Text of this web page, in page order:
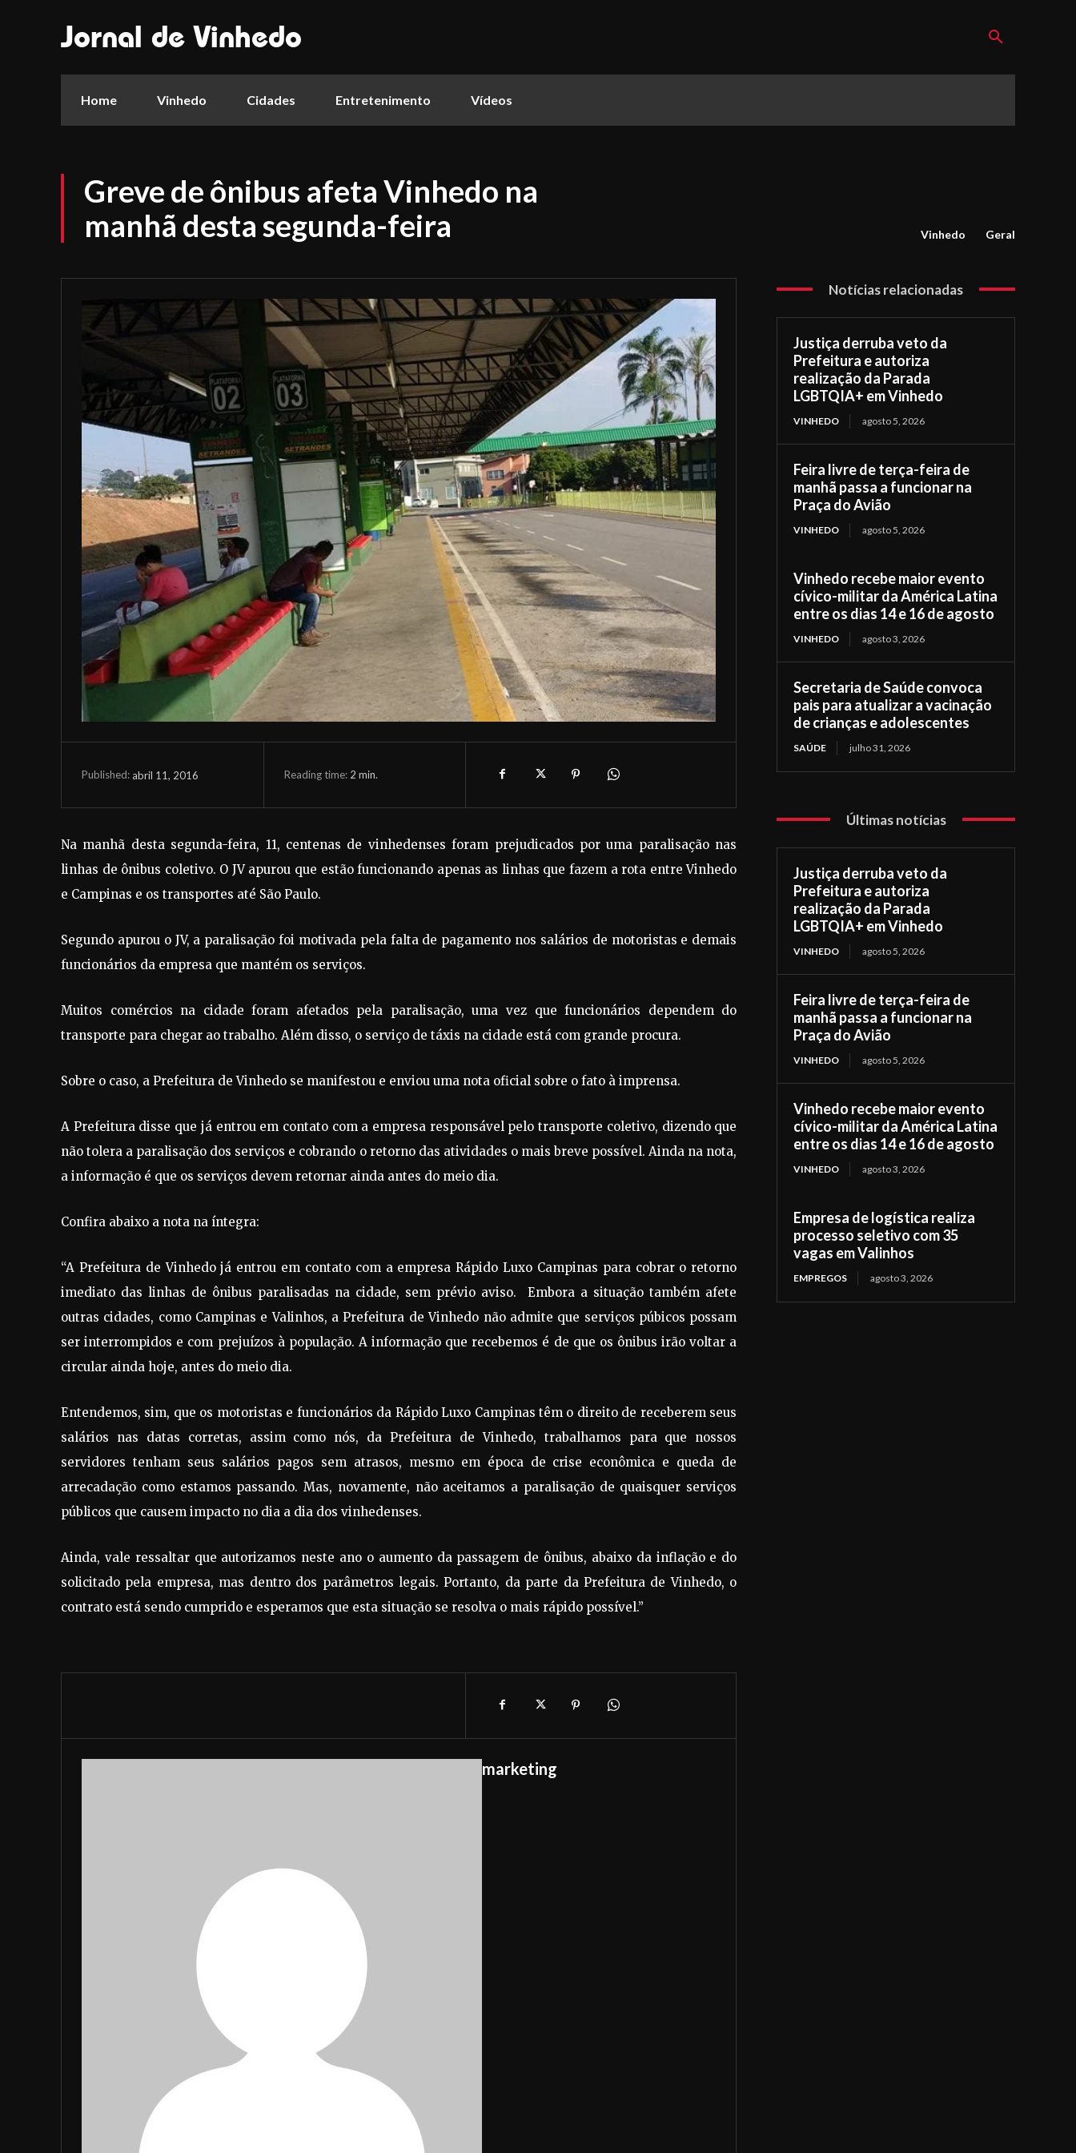
Jornal de Vinhedo
Home Vinhedo Cidades Entretenimento Vídeos
Greve de ônibus afeta Vinhedo na
manhã desta segunda-feira
Vinhedo Geral
Published: abril 11, 2016 Reading time: 2 min.
Na manhã desta segunda-feira, 11, centenas de vinhedenses foram prejudicados por uma paralisação nas
linhas de ônibus coletivo. O JV apurou que estão funcionando apenas as linhas que fazem a rota entre Vinhedo
e Campinas e os transportes até São Paulo.
Segundo apurou o JV, a paralisação foi motivada pela falta de pagamento nos salários de motoristas e demais
funcionários da empresa que mantém os serviços.
Muitos comércios na cidade foram afetados pela paralisação, uma vez que funcionários dependem do
transporte para chegar ao trabalho. Além disso, o serviço de táxis na cidade está com grande procura.
Sobre o caso, a Prefeitura de Vinhedo se manifestou e enviou uma nota oficial sobre o fato à imprensa.
A Prefeitura disse que já entrou em contato com a empresa responsável pelo transporte coletivo, dizendo que
não tolera a paralisação dos serviços e cobrando o retorno das atividades o mais breve possível. Ainda na nota,
a informação é que os serviços devem retornar ainda antes do meio dia.
Confira abaixo a nota na íntegra:
“A Prefeitura de Vinhedo já entrou em contato com a empresa Rápido Luxo Campinas para cobrar o retorno
imediato das linhas de ônibus paralisadas na cidade, sem prévio aviso. Embora a situação também afete
outras cidades, como Campinas e Valinhos, a Prefeitura de Vinhedo não admite que serviços púbicos possam
ser interrompidos e com prejuízos à população. A informação que recebemos é de que os ônibus irão voltar a
circular ainda hoje, antes do meio dia.
Entendemos, sim, que os motoristas e funcionários da Rápido Luxo Campinas têm o direito de receberem seus
salários nas datas corretas, assim como nós, da Prefeitura de Vinhedo, trabalhamos para que nossos
servidores tenham seus salários pagos sem atrasos, mesmo em época de crise econômica e queda de
arrecadação como estamos passando. Mas, novamente, não aceitamos a paralisação de quaisquer serviços
públicos que causem impacto no dia a dia dos vinhedenses.
Ainda, vale ressaltar que autorizamos neste ano o aumento da passagem de ônibus, abaixo da inflação e do
solicitado pela empresa, mas dentro dos parâmetros legais. Portanto, da parte da Prefeitura de Vinhedo, o
contrato está sendo cumprido e esperamos que esta situação se resolva o mais rápido possível.”
marketing
Notícias relacionadas
Justiça derruba veto da
Prefeitura e autoriza
realização da Parada
LGBTQIA+ em Vinhedo
VINHEDO agosto 5, 2026
Feira livre de terça-feira de
manhã passa a funcionar na
Praça do Avião
VINHEDO agosto 5, 2026
Vinhedo recebe maior evento
cívico-militar da América Latina
entre os dias 14 e 16 de agosto
VINHEDO agosto 3, 2026
Secretaria de Saúde convoca
pais para atualizar a vacinação
de crianças e adolescentes
SAÚDE julho 31, 2026
Últimas notícias
Justiça derruba veto da
Prefeitura e autoriza
realização da Parada
LGBTQIA+ em Vinhedo
VINHEDO agosto 5, 2026
Feira livre de terça-feira de
manhã passa a funcionar na
Praça do Avião
VINHEDO agosto 5, 2026
Vinhedo recebe maior evento
cívico-militar da América Latina
entre os dias 14 e 16 de agosto
VINHEDO agosto 3, 2026
Empresa de logística realiza
processo seletivo com 35
vagas em Valinhos
EMPREGOS agosto 3, 2026